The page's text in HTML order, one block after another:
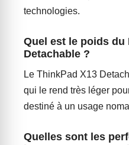
technologies.
Quel est le poids du
Detachable ?
Le ThinkPad X13
qui le rend très léger
destiné à un usage
Quelles sont les